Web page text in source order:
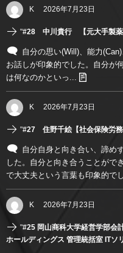
K 2026年7月23日
"#28 中川貴行 【元大手製薬
自分の思い(Will)、能力
お話しが印象的でした。自分が
は何なのかといっ...
K 2026年7月23日
"#27 住野千絵【社会保険労務
自分自身と向き合い、諦め
した。自分と向き合うことがで
で大丈夫という言葉も印象的で
K 2026年7月23日
"#25 岡山商科大学経営学部会
ホールディングス 管理統括室 ITソ